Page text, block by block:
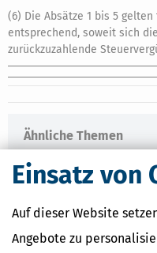
Einsatz von
Auf dieser Website
Angebote zu
(6) Die Absätze 1 bis 5
entsprechend, soweit sich die
zurückzuzahlende
Ähnliche Themen
Selbstständigkeit
Verwandte Lexikon-